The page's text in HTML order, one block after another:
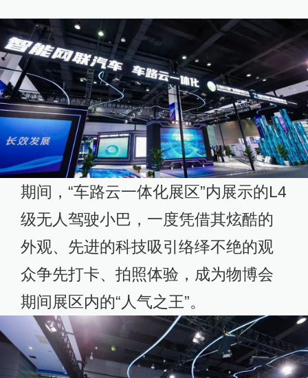
期间，“车路云一体化展区”内展示的L4
级无人驾驶小巴，一度凭借其炫酷的
外观、先进的科技吸引络绎不绝的观
众争先打卡、拍照体验，成为物博会
期间展区内的“人气之王”。